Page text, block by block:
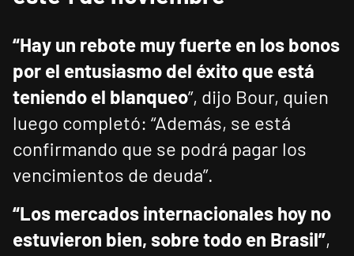
“Hay un rebote muy fuerte en los bonos
por el entusiasmo del éxito que está
teniendo el blanqueo”, dijo Bour, quien
luego completó: “Además, se está
confirmando que se podrá pagar los
vencimientos de deuda”.
“Los mercados internacionales hoy no
estuvieron bien, sobre todo en Brasil”,